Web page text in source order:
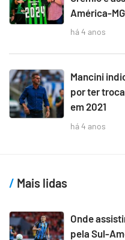
América-MG
há 4 anos
Mancini
por ter
em 2021
há 4 anos
Mais lidas
Onde
pela Sul-